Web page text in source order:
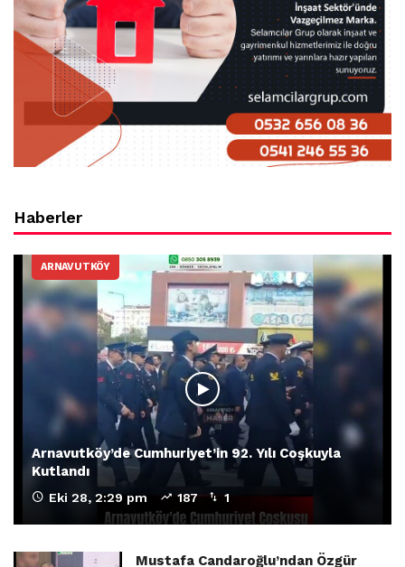
Haberler
ARNAVUTKÖY
Arnavutköy’de Cumhuriyet’in 92. Yılı Coşkuyla
Kutlandı
Eki 28, 2:29 pm 187 1
Mustafa Candaroğlu’ndan Özgür